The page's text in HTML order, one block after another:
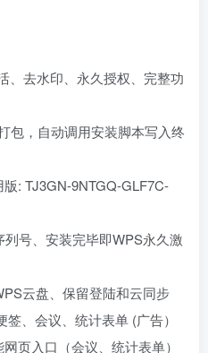
、去水印、永久授权、完整功
包，自动调用安装脚本写入终
: TJ3GN-9NTGQ-GLF7C-
号、安装完毕即WPS永久激
云盘、保留登陆和云同步
、会议、统计表单 (广告）
页入口（会议、统计表单）